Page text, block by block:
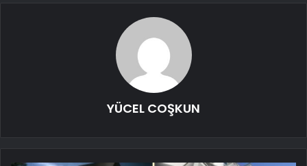
YÜCEL COŞKUN